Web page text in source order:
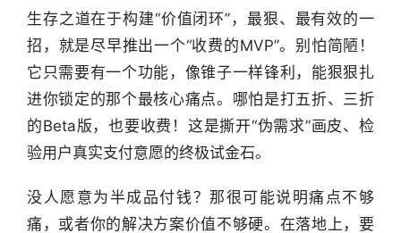
生存之道在于构建“价值闭环”，最狠、最有效的一
招，就是尽早推出一个“收费的MVP”。别怕简陋！
它只需要有一个功能，像锥子一样锋利，能狠狠扎
进你锁定的那个最核心痛点。哪怕是打五折、三折
的Beta版，也要收费！这是撕开“伪需求”画皮、检
验用户真实支付意愿的终极试金石。
没人愿意为半成品付钱？那很可能说明痛点不够
痛，或者你的解决方案价值不够硬。在落地上，要